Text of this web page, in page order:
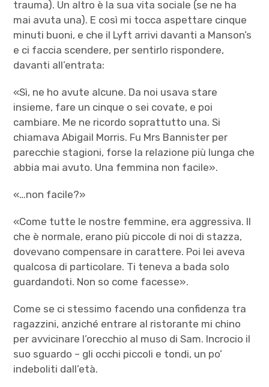
trauma). Un altro è la sua vita sociale (se ne ha
mai avuta una). E così mi tocca aspettare cinque
minuti buoni, e che il Lyft arrivi davanti a Manson’s
e ci faccia scendere, per sentirlo rispondere,
davanti all’entrata:
«Sì, ne ho avute alcune. Da noi usava stare
insieme, fare un cinque o sei covate, e poi
cambiare. Me ne ricordo soprattutto una. Si
chiamava Abigail Morris. Fu Mrs Bannister per
parecchie stagioni, forse la relazione più lunga che
abbia mai avuto. Una femmina non facile».
«…non facile?»
«Come tutte le nostre femmine, era aggressiva. Il
che è normale, erano più piccole di noi di stazza,
dovevano compensare in carattere. Poi lei aveva
qualcosa di particolare. Ti teneva a bada solo
guardandoti. Non so come facesse».
Come se ci stessimo facendo una confidenza tra
ragazzini, anziché entrare al ristorante mi chino
per avvicinare l’orecchio al muso di Sam. Incrocio il
suo sguardo – gli occhi piccoli e tondi, un po’
indeboliti dall’età.